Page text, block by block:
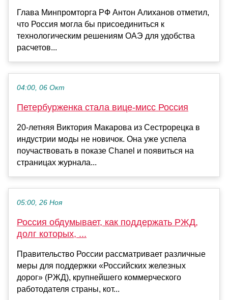
Глава Минпромторга РФ Антон Алиханов отметил,
что Россия могла бы присоединиться к
технологическим решениям ОАЭ для удобства
расчетов...
04:00, 06 Окт
Петербурженка стала вице-мисс Россия
20-летняя Виктория Макарова из Сестрорецка в
индустрии моды не новичок. Она уже успела
поучаствовать в показе Chanel и появиться на
страницах журнала...
05:00, 26 Ноя
Россия обдумывает, как поддержать РЖД,
долг которых, ...
Правительство России рассматривает различные
меры для поддержки «Российских железных
дорог» (РЖД), крупнейшего коммерческого
работодателя страны, кот...